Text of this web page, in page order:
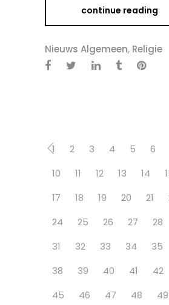
continue reading
Nieuws Algemeen, Religie
1 2 3 4 5 6
10
11 12 13 14
17
18 19 20 21
24
25 26 27 28
31
32 33 34 35
38
39 40 41 42
45
46 47 48 49